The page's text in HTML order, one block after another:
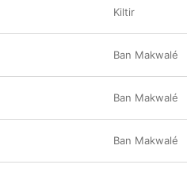
Kiltir
Ban Makwalé
Ban Makwalé
Ban Makwalé